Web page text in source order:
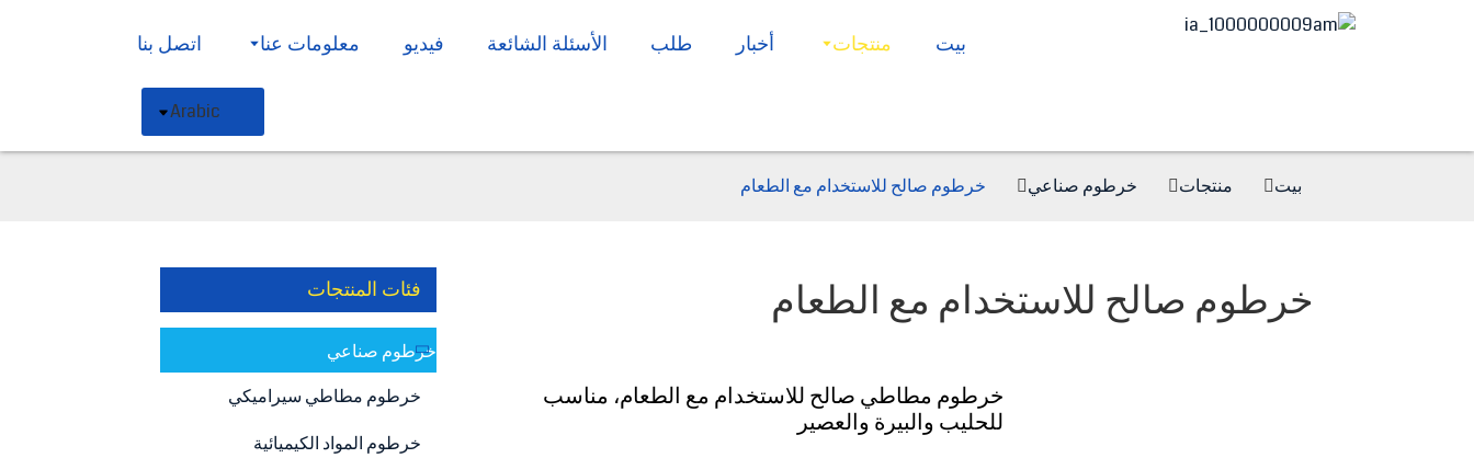
بيت منتجات أخبار طلب الأسئلة الشائعة فيديو معلومات عنا اتصل بنا
Arabic
بيت منتجات خرطوم صناعي خرطوم صالح للاستخدام مع الطعام
فئات المنتجات
خرطوم صناعي
خرطوم مطاطي سيراميكي
خرطوم المواد الكيميائية
خرطوم صالح للاستخدام مع الطعام
خرطوم مطاطي صالح للاستخدام مع الطعام، مناسب
للحليب والبيرة والعصير